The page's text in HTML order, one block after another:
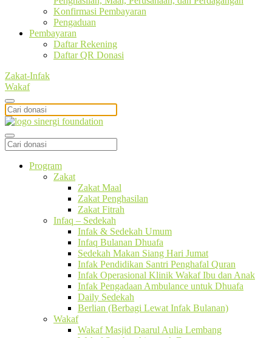
Konfirmasi Pembayaran
Pengaduan
Pembayaran
Daftar Rekening
Daftar QR Donasi
Zakat-Infak
Wakaf
Program
Zakat
Zakat Maal
Zakat Penghasilan
Zakat Fitrah
Infaq – Sedekah
Infak & Sedekah Umum
Infaq Bulanan Dhuafa
Sedekah Makan Siang Hari Jumat
Infak Pendidikan Santri Penghafal Quran
Infak Operasional Klinik Wakaf Ibu dan Anak
Infak Pengadaan Ambulance untuk Dhuafa
Daily Sedekah
Berlian (Berbagi Lewat Infak Bulanan)
Wakaf
Wakaf Masjid Daarul Aulia Lembang